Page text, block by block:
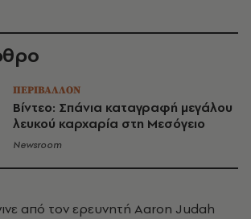
ΠΕΡΙΒΑΛΛΟΝ
Βίντεο: Σπάνια καταγραφή μεγάλου
λευκού καρχαρία στη Μεσόγειο
Newsroom
από τον ερευνητή Aaron Judah